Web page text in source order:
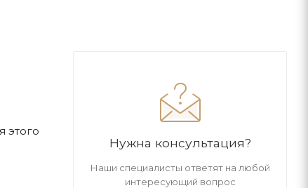
этого
Нужна консультация?
Наши специалисты ответят на любой
интересующий вопрос